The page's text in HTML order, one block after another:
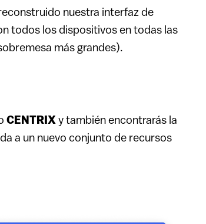
nuestra interfaz de
todos los dispositivos en todas las
más grandes).
CENTRIX y también encontrarás la
a un nuevo conjunto de recursos